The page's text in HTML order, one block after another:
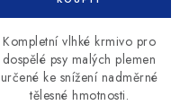
Kompletní vlhké krmivo pro
dospělé psy malých plemen
určené ke snížení nadměrné
tělesné hmotnosti.